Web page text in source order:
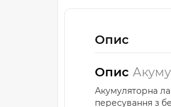
Опис
Опис
Акумуляторна
пересування з